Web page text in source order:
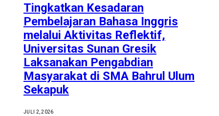
Tingkatkan Kesadaran
Pembelajaran Bahasa Inggris
melalui Aktivitas Reflektif,
Universitas Sunan Gresik
Laksanakan Pengabdian
Masyarakat di SMA Bahrul Ulum
Sekapuk
JULI 2, 2026